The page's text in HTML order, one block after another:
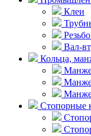
Клеи
Вал-
Кольца,
Стопорные